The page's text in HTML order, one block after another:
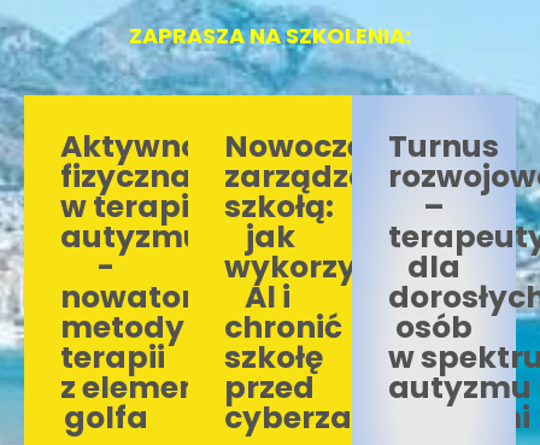
ZAPRASZA NA SZKOLENIA:
Aktywność
fizyczna
w terapii
autyzmu
-
nowatorskie
metody
terapii
z elementami
golfa
Nowoczesne
zarządzanie
szkołą:
jak
wykorzystać
Al i
chronić
szkołę
przed
cyberzagrożeniami
Turnus
–
dla
osób
w
autyzmu